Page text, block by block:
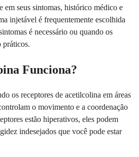
em seus sintomas, histórico médico e
injetável é frequentemente escolhida
é necessário ou quando os
práticos.
Funciona?
os receptores de acetilcolina em áreas
o movimento e a coordenação
estão hiperativos, eles podem
indesejados que você pode estar